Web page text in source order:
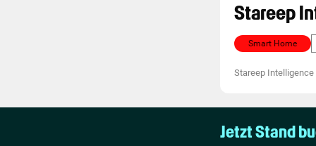
Stareep
Smart Home
Stareep Intelligence
Jetzt Stand